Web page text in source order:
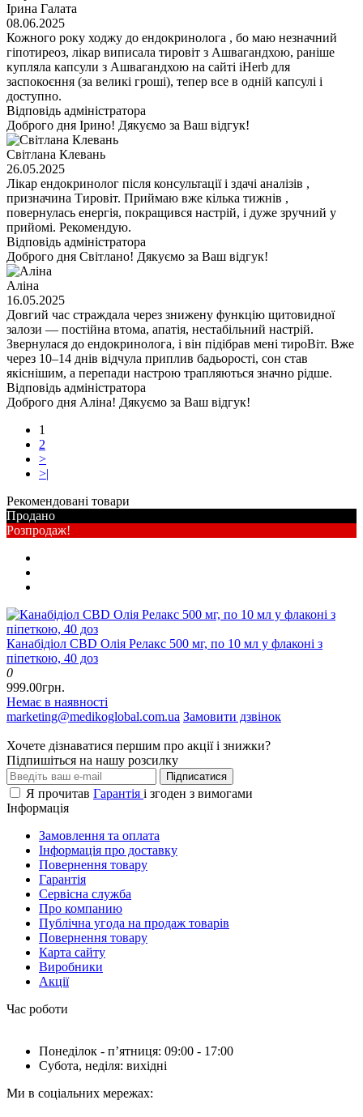
Ірина Галата
08.06.2025
Кожного року ходжу до ендокринолога , бо маю незначний
гіпотиреоз, лікар виписала тировіт з Ашвагандхою, раніше
купляла капсули з Ашвагандхою на сайті iHerb для
заспокоєння (за великі гроші), тепер все в одній капсулі і
доступно.
Відповідь адміністратора
Доброго дня Ірино! Дякуємо за Ваш відгук!
Світлана Клевань
26.05.2025
Лікар ендокринолог після консультації і здачі аналізів ,
призначина Тировіт. Приймаю вже кілька тижнів ,
повернулась енергія, покращився настрій, і дуже зручний у
прийомі. Рекомендую.
Відповідь адміністратора
Доброго дня Світлано! Дякуємо за Ваш відгук!
Аліна
16.05.2025
Довгий час страждала через знижену функцію щитовидної
залози — постійна втома, апатія, нестабільний настрій.
Звернулася до ендокринолога, і він підібрав мені тироВіт. Вже
через 10–14 днів відчула приплив бадьорості, сон став
якіснішим, а перепади настрою трапляються значно рідше.
Відповідь адміністратора
Доброго дня Аліна! Дякуємо за Ваш відгук!
1
2
>
>|
Рекомендовані товари
Продано
Розпродаж!
Канабідіол CBD Олія Релакс 500 мг, по 10 мл у флаконі з
піпеткою, 40 доз
0
999.00грн.
Немає в наявності
marketing@medikoglobal.com.ua Замовити дзвінок
Хочете дізнаватися першим про акції і знижки?
Підпишіться на нашу розсилку
Підписатися
Я прочитав Гарантія і згоден з вимогами
Інформація
Замовлення та оплата
Інформація про доставку
Повернення товару
Гарантія
Сервісна служба
Про компанию
Публічна угода на продаж товарів
Повернення товару
Карта сайту
Виробники
Акції
Час роботи
Понеділок - пʼятниця: 09:00 - 17:00
Субота, неділя: вихідні
Ми в соціальних мережах: